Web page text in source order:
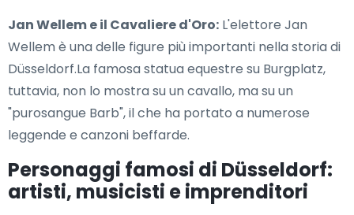
Jan Wellem e il Cavaliere d'Oro: L'elettore Jan
Wellem è una delle figure più importanti nella storia di
Düsseldorf.La famosa statua equestre su Burgplatz,
tuttavia, non lo mostra su un cavallo, ma su un
"purosangue Barb", il che ha portato a numerose
leggende e canzoni beffarde.
Personaggi famosi di Düsseldorf:
artisti, musicisti e imprenditori